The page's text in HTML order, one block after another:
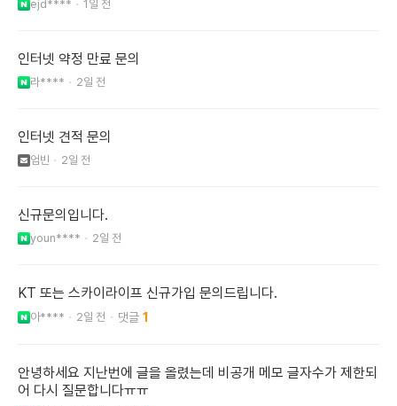
ejd**** 1일 전
인터넷 약정 만료 문의
라**** 2일 전
인터넷 견적 문의
엄빈 2일 전
신규문의입니다.
youn**** 2일 전
KT 또는 스카이라이프 신규가입 문의드립니다.
아**** 2일 전 1
안녕하세요 지난번에 글을 올렸는데 비공개 메모 글자수가 제한되
어 다시 질문합니다ㅠㅠ